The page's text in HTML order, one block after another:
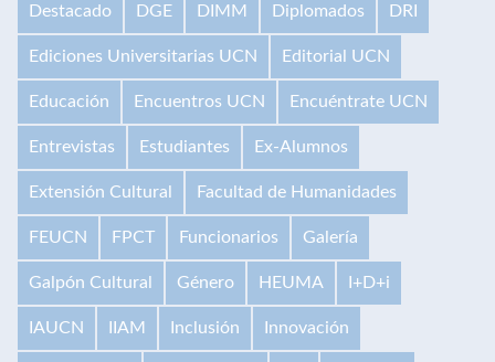
Destacado DGE DIMM Diplomados DRI
Ediciones Universitarias UCN Editorial UCN
Educación Encuentros UCN Encuéntrate UCN
Entrevistas Estudiantes Ex-Alumnos
Extensión Cultural Facultad de Humanidades
FEUCN FPCT Funcionarios Galería
Galpón Cultural Género HEUMA I+D+i
IAUCN IIAM Inclusión Innovación